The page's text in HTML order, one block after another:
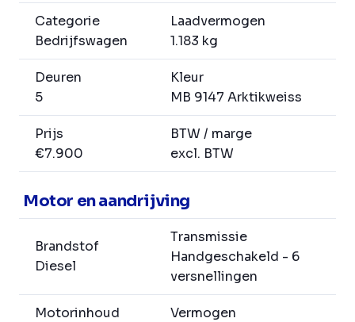
Categorie
Bedrijfswagen
Laadvermogen
1.183 kg
Deuren
5
Kleur
MB 9147 Arktikweiss
Prijs
€7.900
BTW / marge
excl. BTW
Motor en aandrijving
Brandstof
Diesel
Transmissie
Handgeschakeld - 6
versnellingen
Motorinhoud
Vermogen